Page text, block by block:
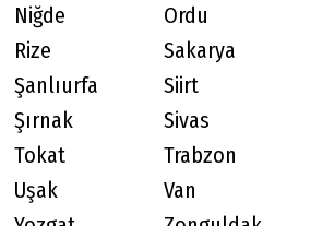
Niğde
Ordu
Rize
Sakarya
Şanlıurfa
Siirt
Şırnak
Sivas
Tokat
Trabzon
Uşak
Van